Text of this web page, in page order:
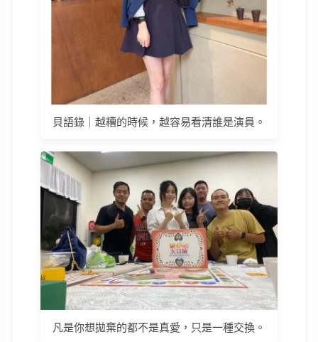
貝語錄｜越糟的時候，越容易看清誰是演員。
凡是你想拋棄的都不是真愛，只是一種交換。